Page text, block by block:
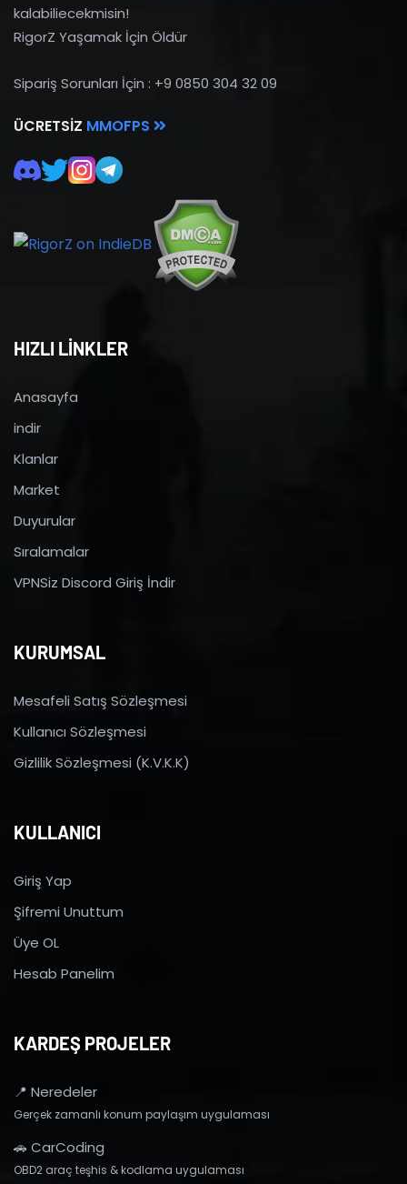
kalabiliecekmisin!
RigorZ Yaşamak İçin Öldür
Sipariş Sorunları İçin : +9 0850 304 32 09
ÜCRETSIZ MMOFPS
HIZLI LİNKLER
Anasayfa
indir
Klanlar
Market
Duyurular
Sıralamalar
VPNSiz Discord Giriş İndir
KURUMSAL
Mesafeli Satış Sözleşmesi
Kullanıcı Sözleşmesi
Gizlilik Sözleşmesi (K.V.K.K)
KULLANICI
Giriş Yap
Şifremi Unuttum
Üye OL
Hesab Panelim
KARDEŞ PROJELER
📍 Neredeler
Gerçek zamanlı konum paylaşım uygulaması
🚗 CarCoding
OBD2 araç teşhis & kodlama uygulaması